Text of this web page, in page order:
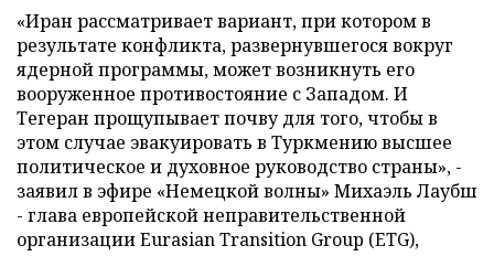
«Иран рассматривает вариант, при котором в
результате конфликта, развернувшегося вокруг
ядерной программы, может возникнуть его
вооруженное противостояние с Западом. И
Тегеран прощупывает почву для того, чтобы в
этом случае эвакуировать в Туркмению высшее
политическое и духовное руководство страны», -
заявил в эфире «Немецкой волны» Михаэль Лаубш
- глава европейской неправительственной
организации Eurasian Transition Group (ETG),